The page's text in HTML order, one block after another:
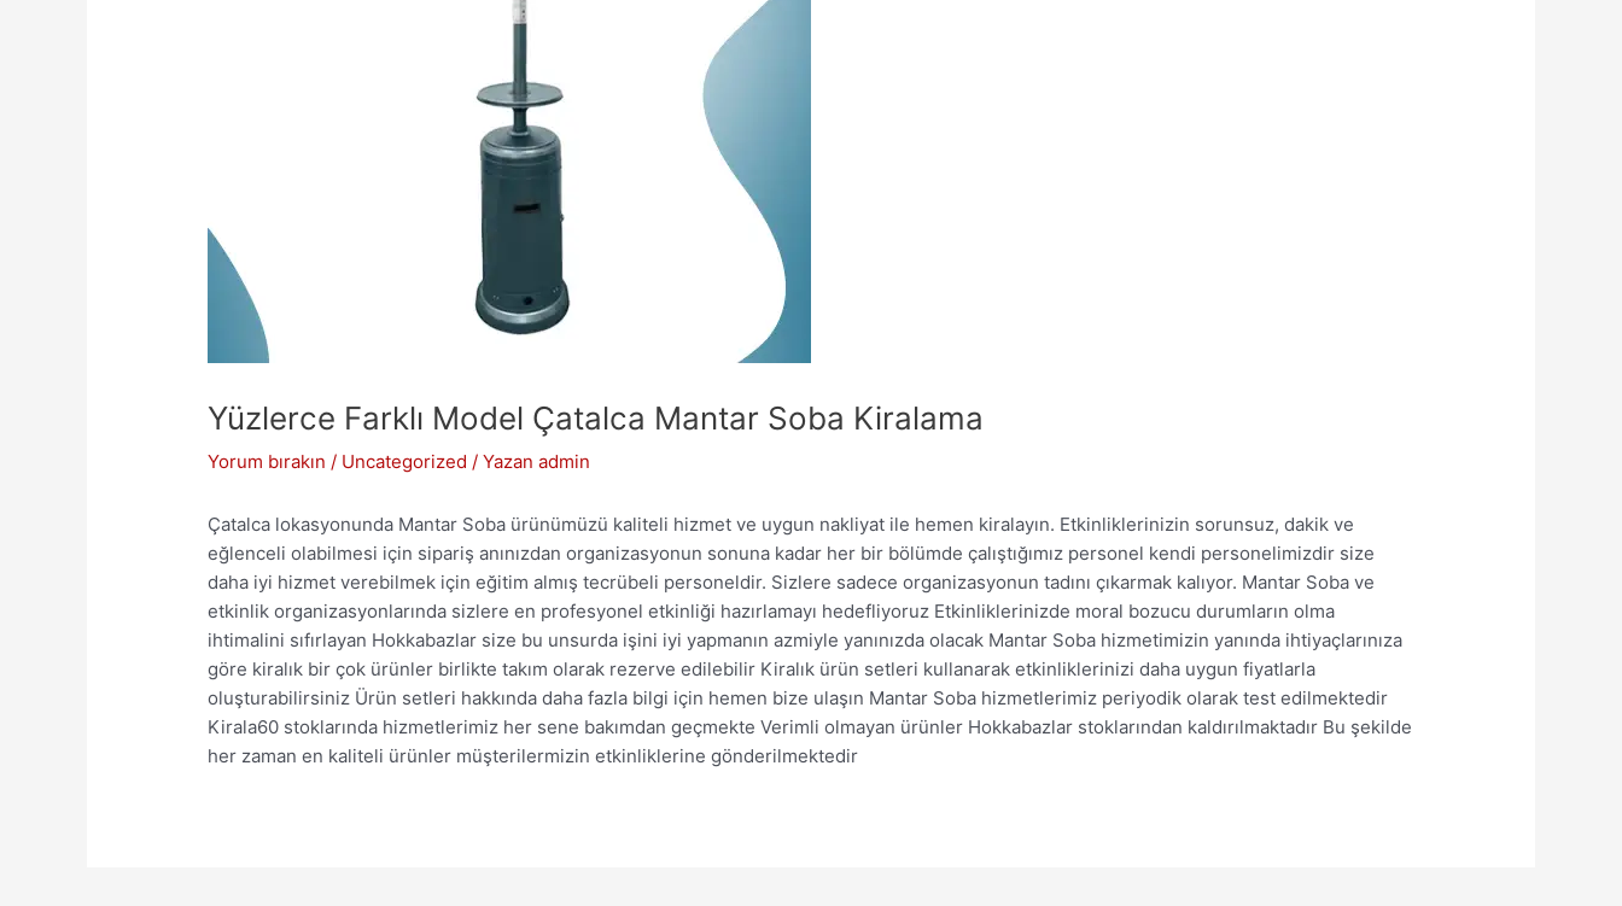
Yüzlerce Farklı Model Çatalca Mantar Soba Kiralama
Yorum bırakın / Uncategorized / Yazan admin
Çatalca lokasyonunda Mantar Soba ürünümüzü kaliteli hizmet ve uygun nakliyat ile hemen kiralayın. Etkinliklerinizin sorunsuz, dakik ve
eğlenceli olabilmesi için sipariş anınızdan organizasyonun sonuna kadar her bir bölümde çalıştığımız personel kendi personelimizdir size
daha iyi hizmet verebilmek için eğitim almış tecrübeli personeldir. Sizlere sadece organizasyonun tadını çıkarmak kalıyor. Mantar Soba ve
etkinlik organizasyonlarında sizlere en profesyonel etkinliği hazırlamayı hedefliyoruz Etkinliklerinizde moral bozucu durumların olma
ihtimalini sıfırlayan Hokkabazlar size bu unsurda işini iyi yapmanın azmiyle yanınızda olacak Mantar Soba hizmetimizin yanında ihtiyaçlarınıza
göre kiralık bir çok ürünler birlikte takım olarak rezerve edilebilir Kiralık ürün setleri kullanarak etkinliklerinizi daha uygun fiyatlarla
oluşturabilirsiniz Ürün setleri hakkında daha fazla bilgi için hemen bize ulaşın Mantar Soba hizmetlerimiz periyodik olarak test edilmektedir
Kirala60 stoklarında hizmetlerimiz her sene bakımdan geçmekte Verimli olmayan ürünler Hokkabazlar stoklarından kaldırılmaktadır Bu şekilde
her zaman en kaliteli ürünler müşterilermizin etkinliklerine gönderilmektedir